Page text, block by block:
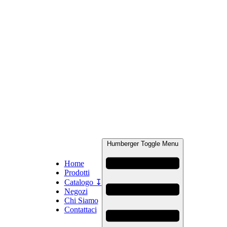
Home
Prodotti
Catalogo ↧
Negozi
Chi Siamo
Contattaci
Humberger Toggle Menu